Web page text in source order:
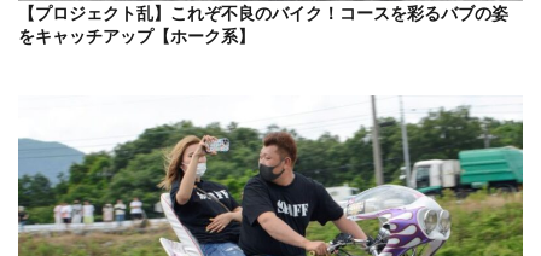
【プロジェクト乱】これぞ不良のバイク！コースを彩るバブの姿
をキャッチアップ【ホーク系】